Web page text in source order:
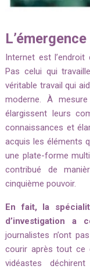
Internet est
Pas celui qui
véritable travail qui
moderne.À
élargissent leurs
connaissances et
acquis les éléments
une plate-forme
contribué de
cinquième pouvoir.
En fait, la
d’investigation a
journalistes n’ont
courir après tout ce
vidéastes